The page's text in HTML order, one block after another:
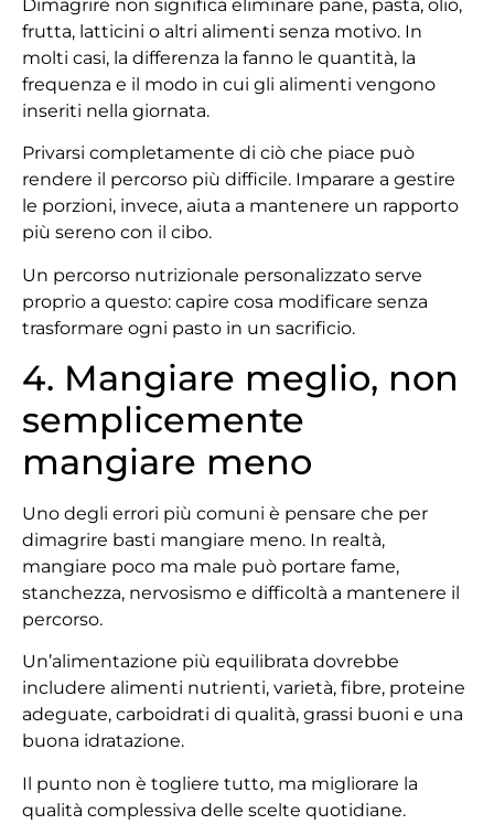
Dimagrire non significa eliminare pane, pasta, olio,
frutta, latticini o altri alimenti senza motivo. In
molti casi, la differenza la fanno le quantità, la
frequenza e il modo in cui gli alimenti vengono
inseriti nella giornata.
Privarsi completamente di ciò che piace può
rendere il percorso più difficile. Imparare a gestire
le porzioni, invece, aiuta a mantenere un rapporto
più sereno con il cibo.
Un percorso nutrizionale personalizzato serve
proprio a questo: capire cosa modificare senza
trasformare ogni pasto in un sacrificio.
4. Mangiare meglio, non
semplicemente
mangiare meno
Uno degli errori più comuni è pensare che per
dimagrire basti mangiare meno. In realtà,
mangiare poco ma male può portare fame,
stanchezza, nervosismo e difficoltà a mantenere il
percorso.
Un’alimentazione più equilibrata dovrebbe
includere alimenti nutrienti, varietà, fibre, proteine
adeguate, carboidrati di qualità, grassi buoni e una
buona idratazione.
Il punto non è togliere tutto, ma migliorare la
qualità complessiva delle scelte quotidiane.